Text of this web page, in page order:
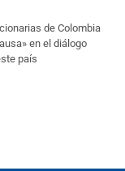
de Colombia
en el diálogo
país